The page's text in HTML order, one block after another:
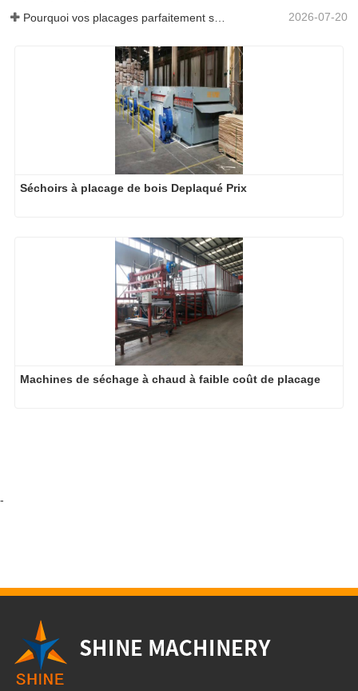
Pourquoi vos placages parfaitement séchés se réhumidifient-ils ? 2026-07-20
Séchoirs à placage de bois Deplaqué Prix
Machines de séchage à chaud à faible coût de placage
-